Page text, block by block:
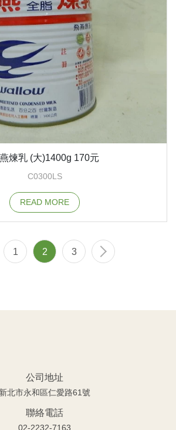
煉乳 (大)1400g 170元
C0300LS
READ MORE
1 2 3
公司地址
新北市永和區仁愛路61號
聯絡電話
02-2232-7163